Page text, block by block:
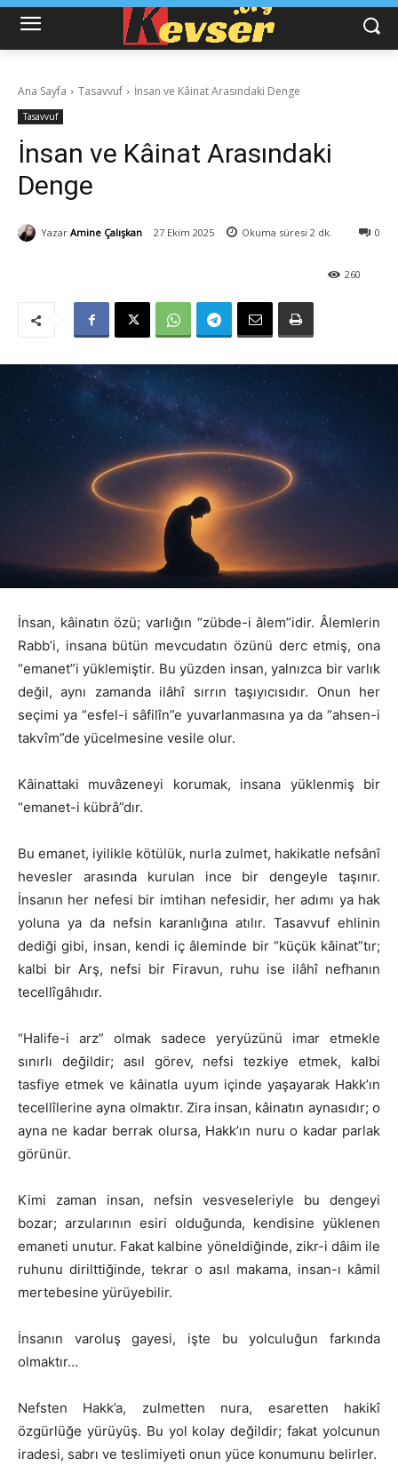
Ana Sayfa Tasavvuf İnsan ve Kâinat Arasındaki Denge
Tasavvuf
İnsan ve Kâinat Arasındaki
Denge
Yazar Amine Çalışkan 27 Ekim 2025 Okuma süresi 2 dk. 0
260
İnsan, kâinatın özü; varlığın “zübde-i âlem”idir. Âlemlerin
Rabb’i, insana bütün mevcudatın özünü derc etmiş, ona
“emanet”i yüklemiştir. Bu yüzden insan, yalnızca bir varlık
değil, aynı zamanda ilâhî sırrın taşıyıcısıdır. Onun her
seçimi ya “esfel-i sâfilîn”e yuvarlanmasına ya da “ahsen-i
takvîm”de yücelmesine vesile olur.
Kâinattaki muvâzeneyi korumak, insana yüklenmiş bir
“emanet-i kübrâ”dır.
Bu emanet, iyilikle kötülük, nurla zulmet, hakikatle nefsânî
hevesler arasında kurulan ince bir dengeyle taşınır.
İnsanın her nefesi bir imtihan nefesidir, her adımı ya hak
yoluna ya da nefsin karanlığına atılır. Tasavvuf ehlinin
dediği gibi, insan, kendi iç âleminde bir “küçük kâinat”tır;
kalbi bir Arş, nefsi bir Firavun, ruhu ise ilâhî nefhanın
tecellîgâhıdır.
“Halife-i arz” olmak sadece yeryüzünü imar etmekle
sınırlı değildir; asıl görev, nefsi tezkiye etmek, kalbi
tasfiye etmek ve kâinatla uyum içinde yaşayarak Hakk’ın
tecellîlerine ayna olmaktır. Zira insan, kâinatın aynasıdır; o
ayna ne kadar berrak olursa, Hakk’ın nuru o kadar parlak
görünür.
Kimi zaman insan, nefsin vesveseleriyle bu dengeyi
bozar; arzularının esiri olduğunda, kendisine yüklenen
emaneti unutur. Fakat kalbine yöneldiğinde, zikr-i dâim ile
ruhunu dirilttiğinde, tekrar o asıl makama, insan-ı kâmil
mertebesine yürüyebilir.
İnsanın varoluş gayesi, işte bu yolculuğun farkında
olmaktır…
Nefsten Hakk’a, zulmetten nura, esaretten hakikî
özgürlüğe yürüyüş. Bu yol kolay değildir; fakat yolcunun
iradesi, sabrı ve teslimiyeti onun yüce konumunu belirler.